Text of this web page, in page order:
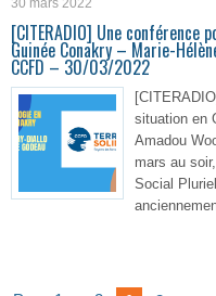
30 mars 2022
[CITERADIO] Une
Guinée Conakry – Marie-
CCFD – 30/03/2022
situation en
Amadou
mars au
Social